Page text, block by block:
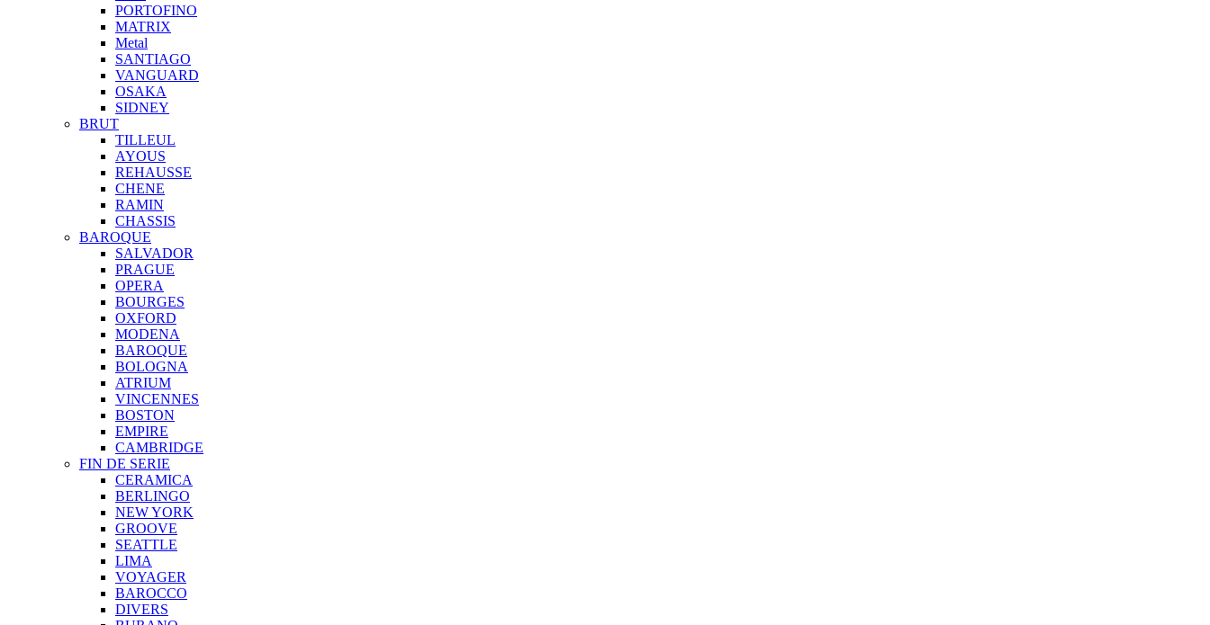
PORTOFINO
MATRIX
Metal
SANTIAGO
VANGUARD
OSAKA
SIDNEY
BRUT
TILLEUL
AYOUS
REHAUSSE
CHENE
RAMIN
CHASSIS
BAROQUE
SALVADOR
PRAGUE
OPERA
BOURGES
OXFORD
MODENA
BAROQUE
BOLOGNA
ATRIUM
VINCENNES
BOSTON
EMPIRE
CAMBRIDGE
FIN DE SERIE
CERAMICA
BERLINGO
NEW YORK
GROOVE
SEATTLE
LIMA
VOYAGER
BAROCCO
DIVERS